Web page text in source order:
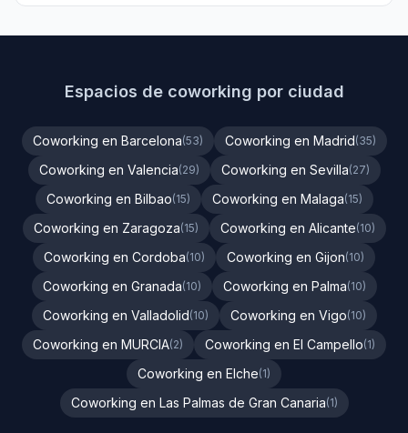
Espacios de coworking por ciudad
Coworking en Barcelona(53) Coworking en Madrid(35)
Coworking en Valencia(29) Coworking en Sevilla(27)
Coworking en Bilbao(15) Coworking en Malaga(15)
Coworking en Zaragoza(15) Coworking en Alicante(10)
Coworking en Cordoba(10) Coworking en Gijon(10)
Coworking en Granada(10) Coworking en Palma(10)
Coworking en Valladolid(10) Coworking en Vigo(10)
Coworking en MURCIA(2) Coworking en El Campello(1)
Coworking en Elche(1)
Coworking en Las Palmas de Gran Canaria(1)